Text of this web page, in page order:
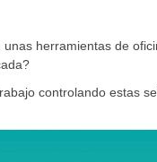
herramientas de
controlando estas